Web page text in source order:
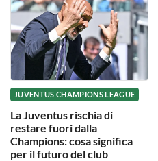
JUVENTUS CHAMPIONS LEAGUE
La Juventus rischia di
restare fuori dalla
Champions: cosa significa
per il futuro del club